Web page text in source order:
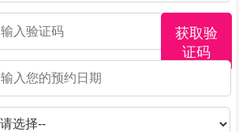
获取验
证码